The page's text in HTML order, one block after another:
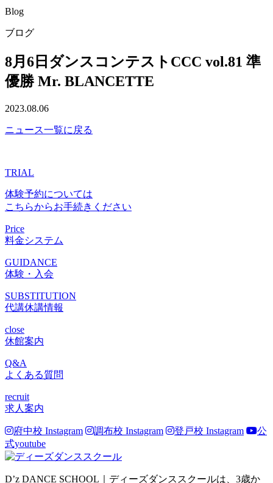
Blog
ブログ
8月6日ダンスコンテストCCC vol.81 準
優勝 Mr. BLANCETTE
2023.08.06
ニュース一覧に戻る
TRIAL
体験予約については
こちらからお手続きください
Price
料金システム
GUIDANCE
体験・入会
SUBSTITUTION
代講休講情報
close
休館案内
Q&A
よくある質問
recruit
求人案内
府中校 Instagram 調布校 Instagram 登戸校 Instagram
公
式youtube
D’z DANCE SCHOOL｜ディーズダンススクールは、3歳か